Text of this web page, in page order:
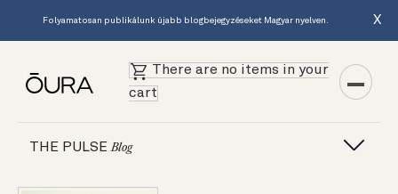
Folyamatosan publikálunk újabb blogbejegyzéseket Magyar nyelven. X
There are no items in your
cart
THE PULSEBlog